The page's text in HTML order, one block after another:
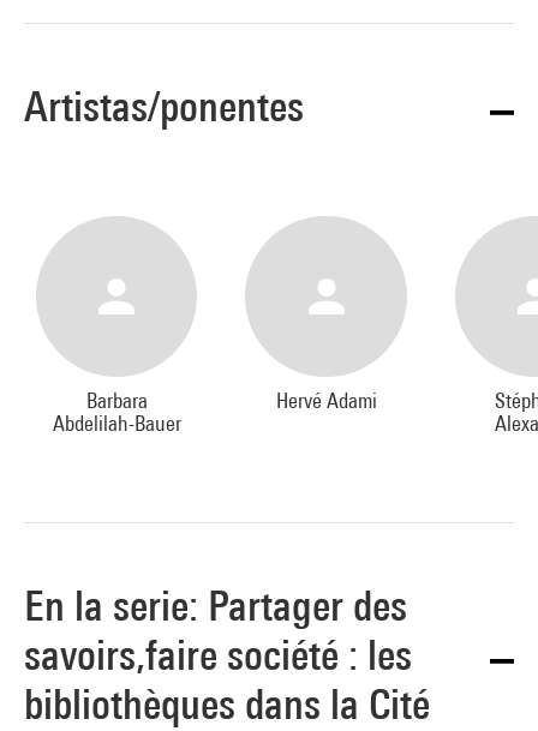
Artistas/ponentes
Barbara
Abdelilah-Bauer
Hervé Adami
En la serie: Partager des
savoirs,faire société : les
bibliothèques dans la Cité